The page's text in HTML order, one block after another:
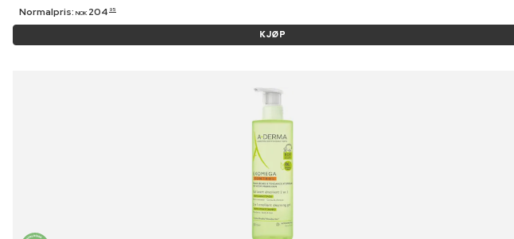
Normalpris: NOK 204 95
KJØP